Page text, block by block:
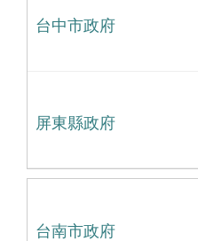
台中市政府
屏東縣政府
台南市政府